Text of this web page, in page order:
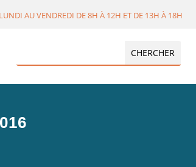
LUNDI AU VENDREDI DE 8H À 12H ET DE 13H À 18H